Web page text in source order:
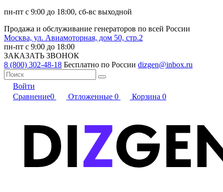
пн-пт с 9:00 до 18:00, сб-вс выходной
Продажа и обслуживание генераторов по всей России
Москва, ул. Авиамоторная, дом 50, стр.2
пн-пт с 9:00 до 18:00
ЗАКАЗАТЬ ЗВОНОК
8 (800) 302-48-18 Бесплатно по России dizgen@inbox.ru
Войти
Сравнение0 Отложенные 0 Корзина 0